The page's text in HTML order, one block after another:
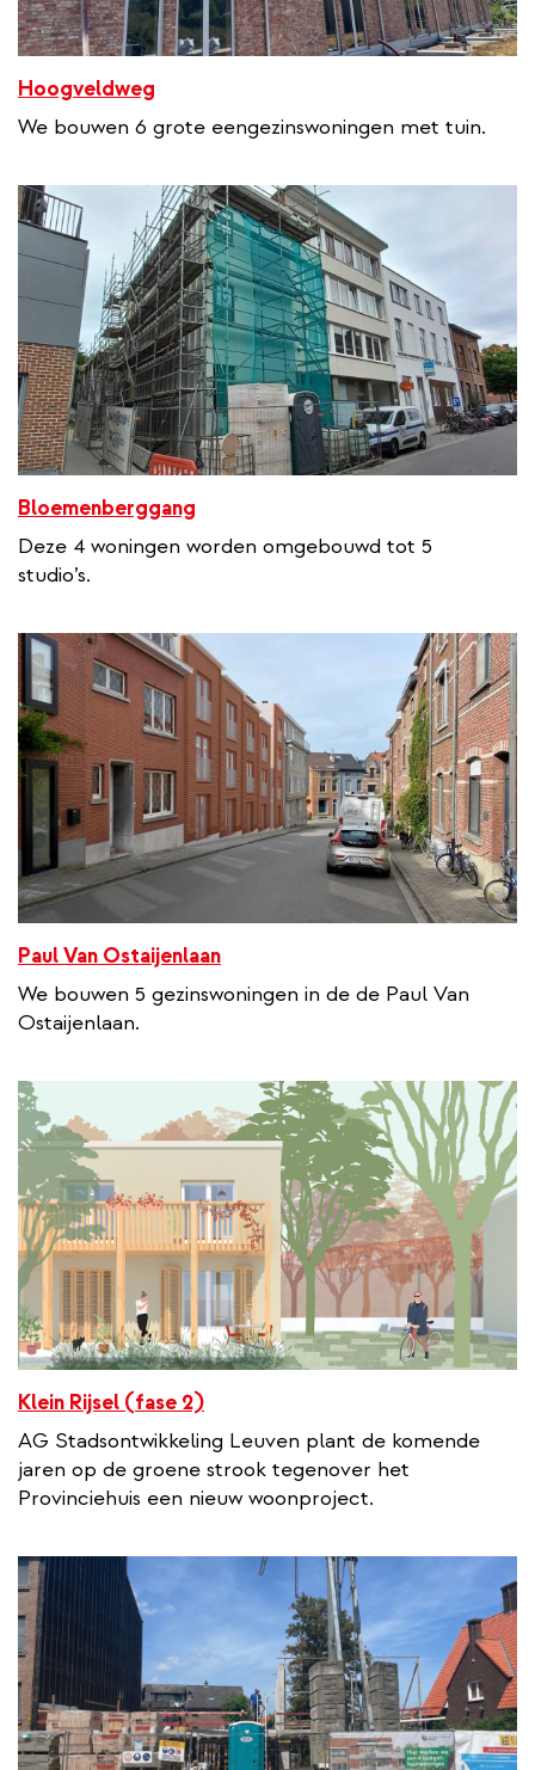
Hoogveldweg
We bouwen 6 grote eengezinswoningen met tuin.
Bloemenberggang
Deze 4 woningen worden omgebouwd tot 5
studio’s.
Paul Van Ostaijenlaan
We bouwen 5 gezinswoningen in de de Paul Van
Ostaijenlaan.
Klein Rijsel (fase 2)
AG Stadsontwikkeling Leuven plant de komende
jaren op de groene strook tegenover het
Provinciehuis een nieuw woonproject.